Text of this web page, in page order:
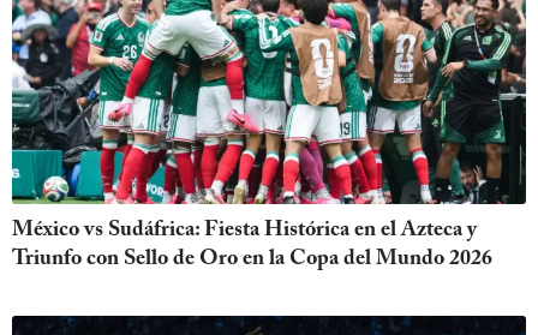
México vs Sudáfrica: Fiesta Histórica en el Azteca y
Triunfo con Sello de Oro en la Copa del Mundo 2026